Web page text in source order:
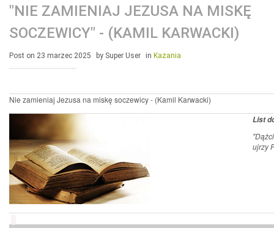
"NIE ZAMIENIAJ JEZUSA NA MISKĘ
SOCZEWICY" - (KAMIL KARWACKI)
Post on 23 marzec 2025 by Super User in Kazania
Nie zamieniaj Jezusa na miskę soczewicy - (Kamil Karwacki)
List
ujrzy